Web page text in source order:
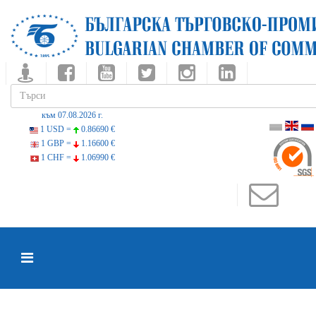
към 07.08.2026 г.
1 USD =
0.86690 €
1 GBP =
1.16600 €
1 CHF =
1.06990 €